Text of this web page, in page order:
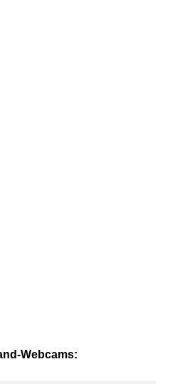
Webcams: